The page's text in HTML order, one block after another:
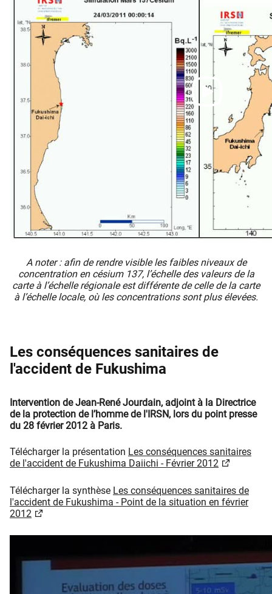
A noter : afin de rendre visible les faibles niveaux de
concentration en césium 137, l’échelle des valeurs de la
carte à l’échelle régionale est différente de celle de la carte
à l’échelle locale, où les concentrations sont plus élevées.
​Les conséquences sanitaires de
l'accident de Fukushima
Intervention de Jean-René Jourdain, adjoint à la Directrice
de la protection de l’homme de l'IRSN, lors du point presse
du 28 février 2012 à Paris.
Télécharger la présentation Les conséquences sanitaires
de l'accident de Fukushima Daiichi - Février 2012
Télécharger la synthèse Les conséquences sanitaires de
l'accident de Fukushima - Point de la situation en février
2012